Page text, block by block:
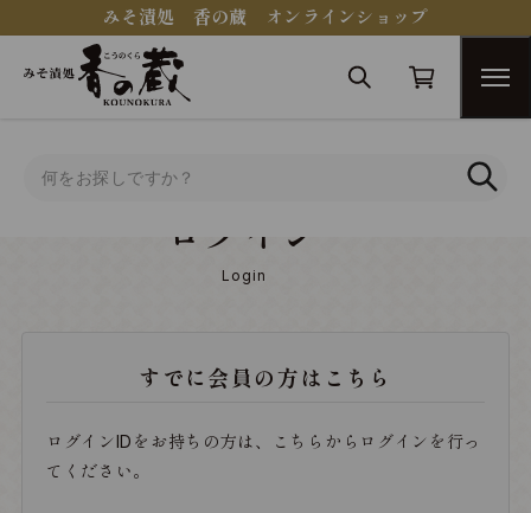
みそ漬処 香の蔵 オンラインショップ
ログイン
Login
すでに会員の方はこちら
ログインIDをお持ちの方は、こちらからログインを行っ
てください。